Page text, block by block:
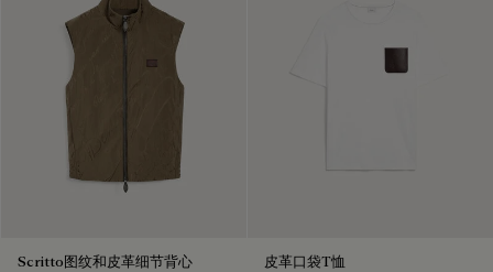
Scritto图纹和皮革细节背心
皮革口袋T恤